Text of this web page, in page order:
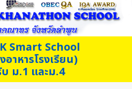
Smart School
อาหารโรงเรียน)
ม.1 และม.4